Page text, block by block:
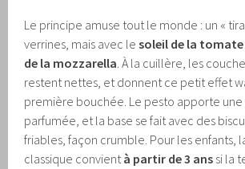
Le principe amuse tout le monde : un «
verrines, mais avec lesoleil de la tomate
de la mozzarella. À la cuillère, les
restent nettes, et donnent ce petit effet
première bouchée. Le pesto apporte
parfumée, et la base se fait avec des
friables, façon crumble. Pour les enfants,
classique convientà partir de 3 ans si la